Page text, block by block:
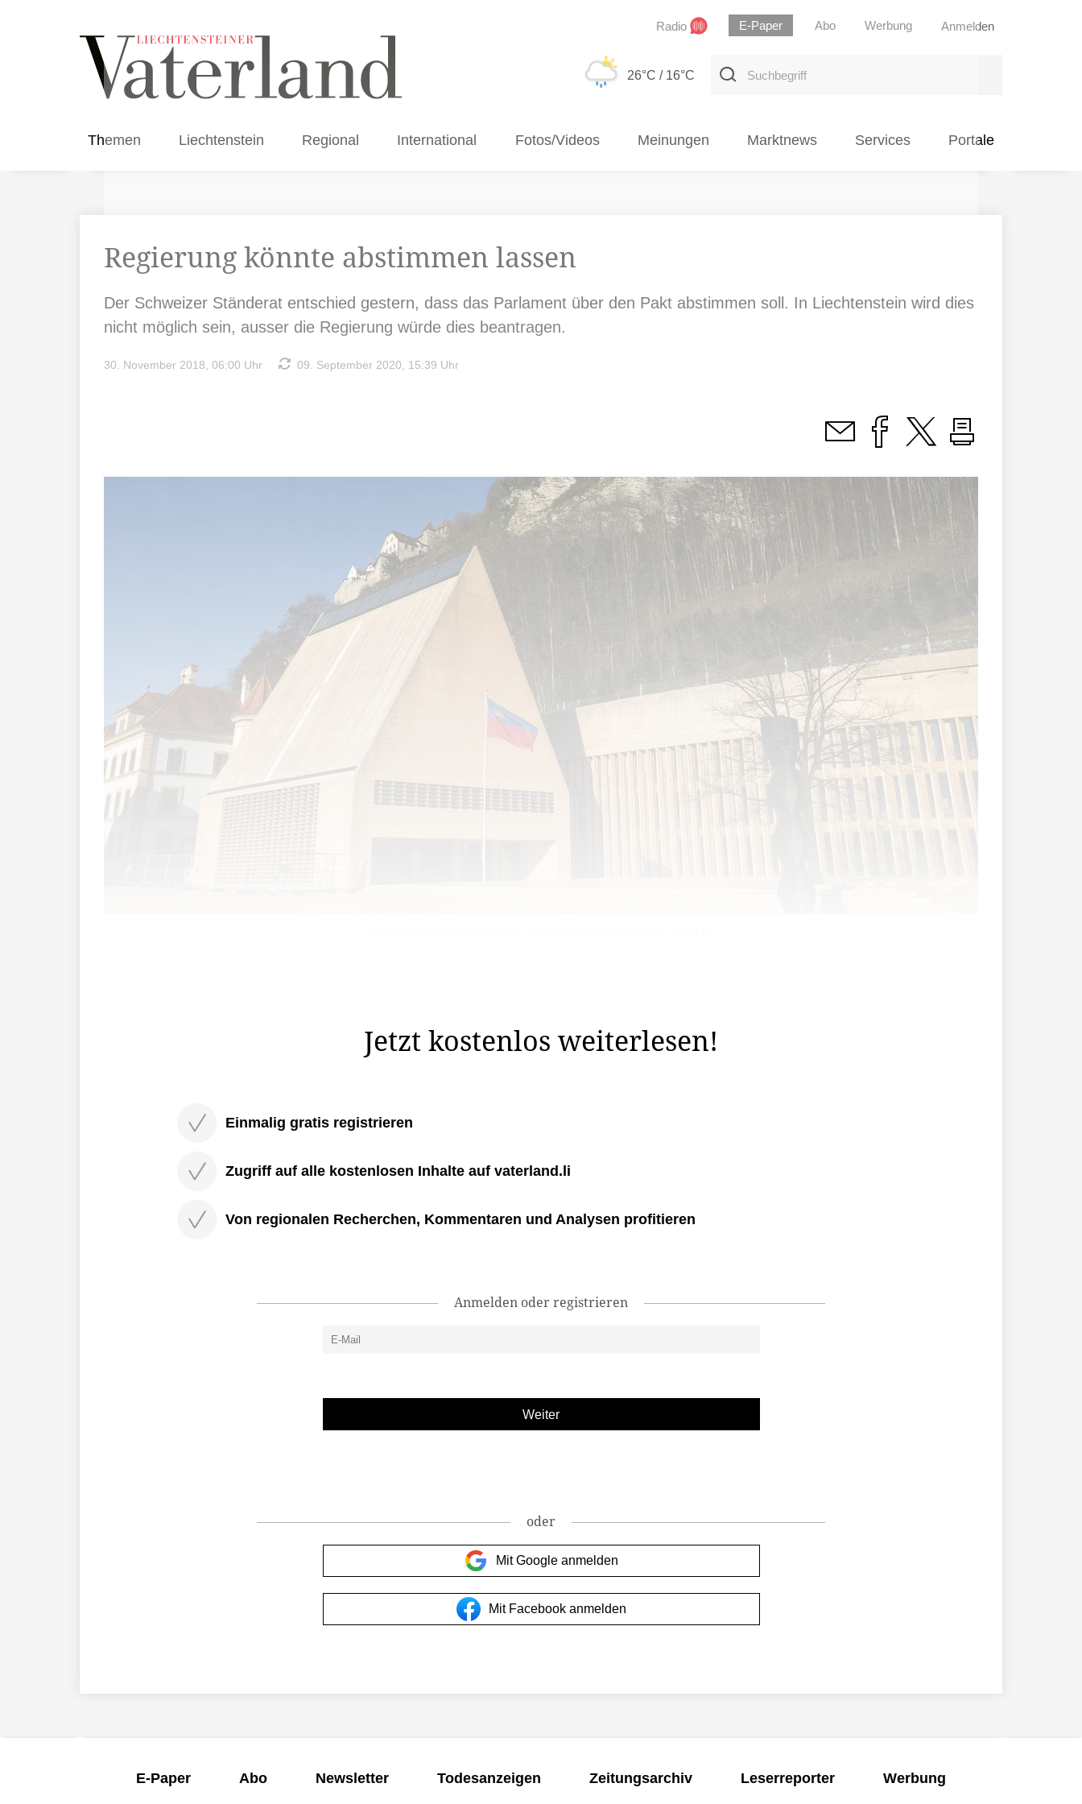
Radio E-Paper Abo Werbung Anmelden
26°C / 16°C
Suchbegriff
Themen Liechtenstein Regional International Fotos/Videos Meinungen Marktnews Services Portale
Regierung könnte abstimmen lassen
Der Schweizer Ständerat entschied gestern, dass das Parlament über den Pakt abstimmen soll. In Liechtenstein wird dies
nicht möglich sein, ausser die Regierung würde dies beantragen.
30. November 2018, 06:00 Uhr 09. September 2020, 15:39 Uhr
Jetzt kostenlos weiterlesen!
Einmalig gratis registrieren
Zugriff auf alle kostenlosen Inhalte auf vaterland.li
Von regionalen Recherchen, Kommentaren und Analysen profitieren
Anmelden oder registrieren
oder
Mit Google anmelden
Mit Facebook anmelden
E-Paper Abo Newsletter Todesanzeigen Zeitungsarchiv Leserreporter
Werbung